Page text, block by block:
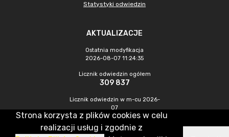
Statystyki odwiedzin
AKTUALIZACJE
Ostatnia modyfikacja
2026-08-07 11:24:35
Licznik odwiedzin ogółem
309 837
Licznik odwiedzin w m-cu 2026-
07
535
Strona korzysta z plików cookies w celu
realizacji usług i zgodnie z